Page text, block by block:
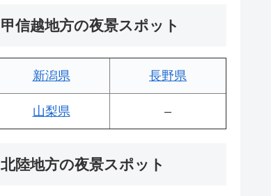
甲信越地方の夜景スポット
新潟県 長野県
山梨県 –
北陸地方の夜景スポット